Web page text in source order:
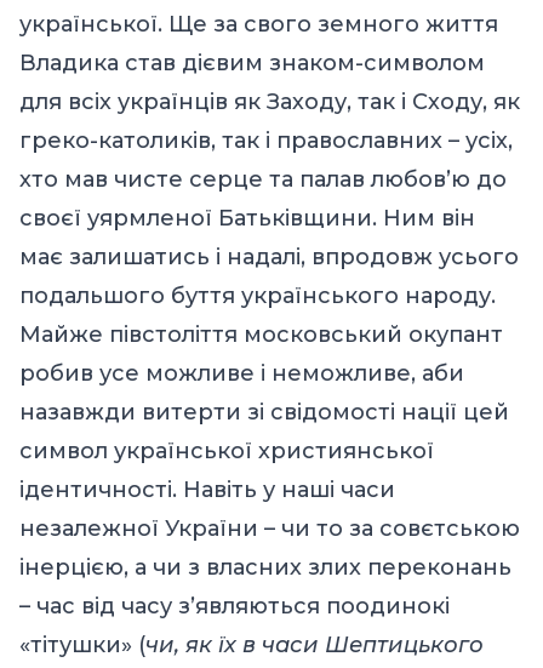
української. Ще за свого земного життя
Владика став дієвим знаком-символом
для всіх українців як Заходу, так і Сходу, як
греко-католиків, так і православних – усіх,
хто мав чисте серце та палав любов’ю до
своєї уярмленої Батьківщини. Ним він
має залишатись і надалі, впродовж усього
подальшого буття українського народу.
Майже півстоліття московський окупант
робив усе можливе і неможливе, аби
назавжди витерти зі свідомості нації цей
символ української християнської
ідентичності. Навіть у наші часи
незалежної України – чи то за совєтською
інерцією, а чи з власних злих переконань
– час від часу з’являються поодинокі
«тітушки» (чи, як їх в часи Шептицького